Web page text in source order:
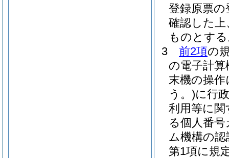
登録原票
確認した
ものとす
3
前2項の
の電子計
末機の操
う。)に行
利用等に関
る個人番
ム機構の
第1項に規